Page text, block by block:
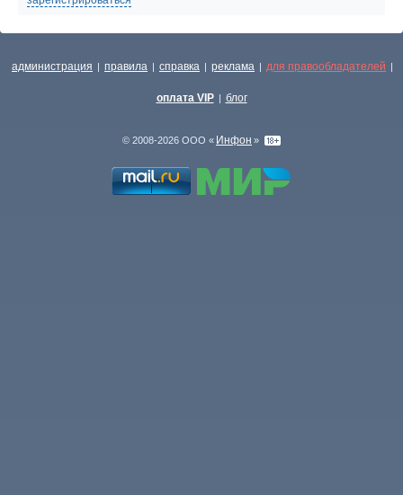
администрация | правила | справка | реклама | для правообладателей |
оплата VIP | блог
© 2008-2026 ООО « Инфон »